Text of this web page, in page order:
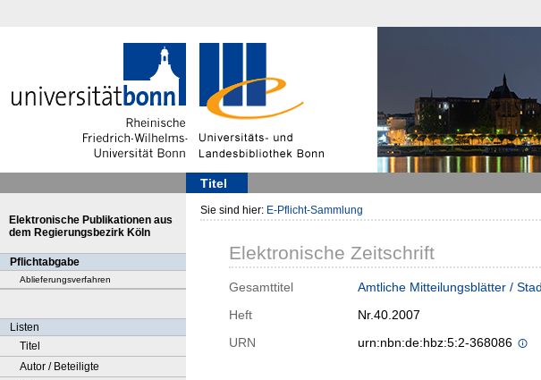
Titel
Elektronische Publikationen aus
dem Regierungsbezirk Köln
Pflichtabgabe
Ablieferungsverfahren
Listen
Titel
Autor / Beteiligte
Sie sind hier: E-Pflicht-Sammlung
Elektronische Zeitschrift
Gesamttitel
Amtliche Mitteilungsblätter /
Heft
Nr.40.2007
URN
urn:nbn:de:hbz:5:2-368086